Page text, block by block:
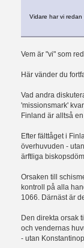
Vidare har vi
Vem är "vi" som
Här vänder du
Vad andra
'missionsmark'
Finland är alltså en
Efter fälttåget i
överhuvuden -
ärftliga
Orsaken till
kontroll på alla
1066. Därnäst är
Den direkta orsak
och vendernas
- utan